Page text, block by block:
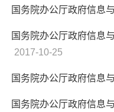
国务院办公厅政府信息
国务院办公厅政府信息
2017-10-25
国务院办公厅政府信息
国务院办公厅政府信息